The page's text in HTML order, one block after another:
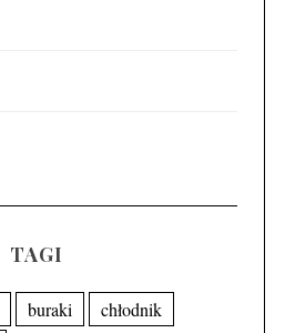
TAGI
buraki
chłodnik